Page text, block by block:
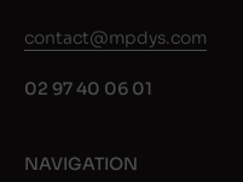
contact@mpdys.com
02 97 40 06 01
NAVIGATION